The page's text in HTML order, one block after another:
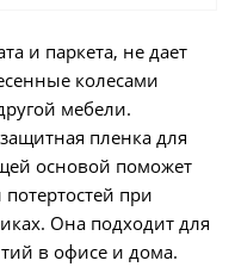
и паркета, не дает
колесами
мебели.
пленка для
основой поможет
при
Она подходит для
в офисе и дома.